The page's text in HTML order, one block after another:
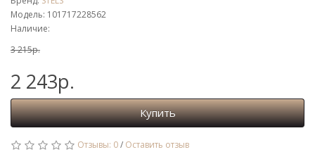
Модель: 101717228562
Наличие:
3 215р.
2 243р.
Купить
Отзывы: 0/ Оставить отзыв